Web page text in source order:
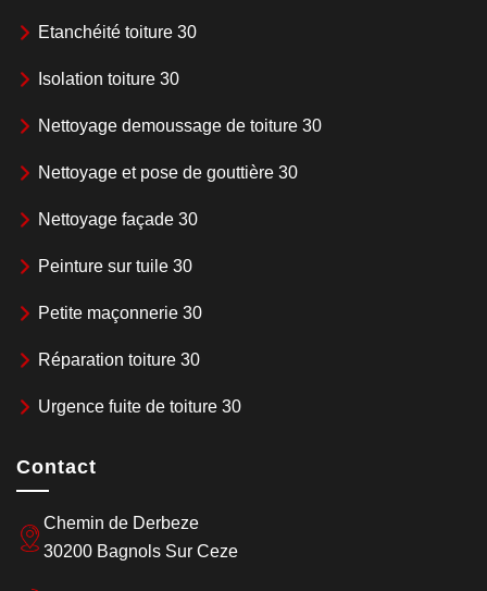
Etanchéité toiture 30
Isolation toiture 30
Nettoyage demoussage de toiture 30
Nettoyage et pose de gouttière 30
Nettoyage façade 30
Peinture sur tuile 30
Petite maçonnerie 30
Réparation toiture 30
Urgence fuite de toiture 30
Contact
Chemin de Derbeze
30200 Bagnols Sur Ceze